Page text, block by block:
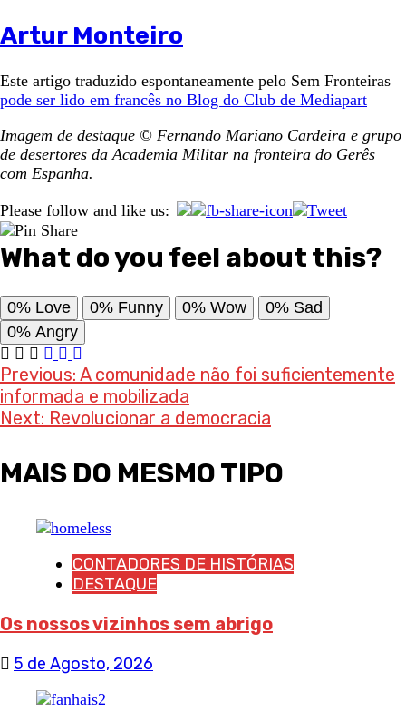
Artur Monteiro
Este artigo traduzido espontaneamente pelo Sem Fronteiras
pode ser lido em francês no Blog do Club de Mediapart
Imagem de destaque © Fernando Mariano Cardeira e grupo
de desertores da Academia Militar na fronteira do Gerês
com Espanha.
Please follow and like us:
What do you feel about this?
0% Love 0% Funny 0% Wow 0% Sad
0% Angry
Post
navigation
Previous: A comunidade não foi suficientemente
informada e mobilizada
Next: Revolucionar a democracia
MAIS DO MESMO TIPO
CONTADORES DE HISTÓRIAS
DESTAQUE
Os nossos vizinhos sem abrigo
5 de Agosto, 2026